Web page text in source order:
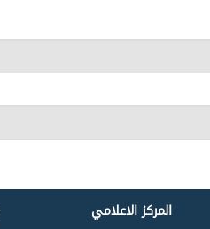
المركز الاعلامي